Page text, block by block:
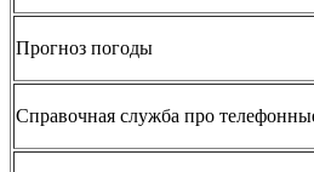
Прогноз погоды
Справочная служба про